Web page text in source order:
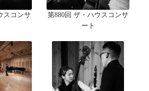
スコンサ
第880回 ザ・ハウスコンサ
ート